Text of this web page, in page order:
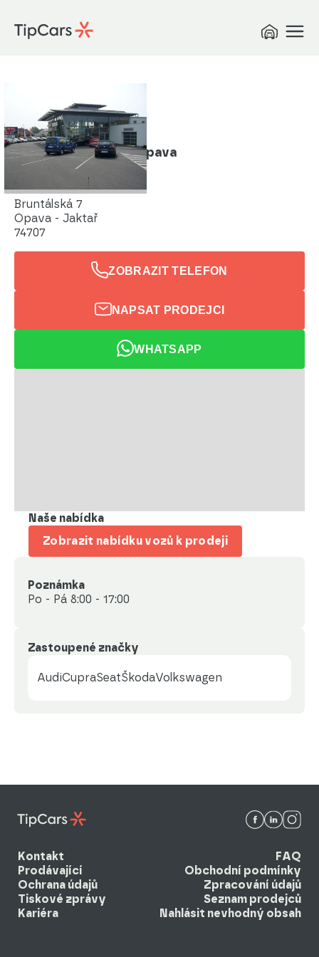
PIA CZ Auto Heller Opava
Bruntálská 7
Opava - Jaktař
74707
Naše nabídka
Zobrazit nabídku vozů k prodeji
ZOBRAZIT TELEFON
NAPSAT PRODEJCI
WHATSAPP
Poznámka
Po - Pá 8:00 - 17:00
Zastoupené značky
AudiCupraSeatŠkodaVolkswagen
Kontakt
FAQ
Prodávající
Obchodní podmínky
Ochrana údajů
Zpracování údajů
Tiskové zprávy
Seznam prodejců
Kariéra
Nahlásit nevhodný obsah